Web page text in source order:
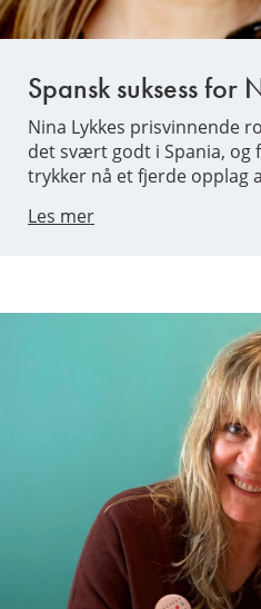
Spansk suksess for
Nina Lykkes prisvinnende
det svært godt i Spania, og
trykker nå et fjerde opplag
Les mer